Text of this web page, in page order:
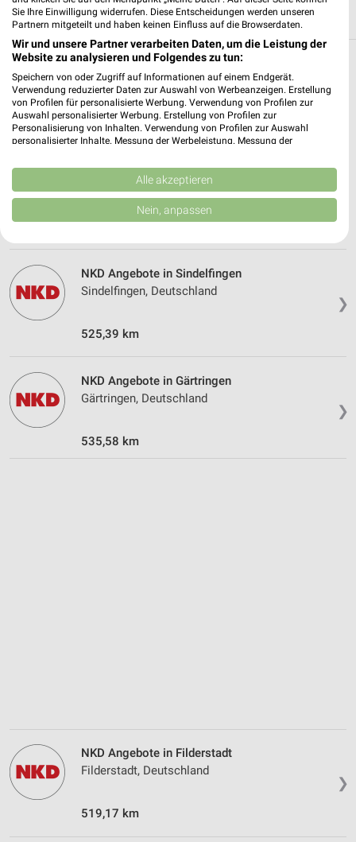
Weitere NKD Geschäfte mit Angeboten in
und um Weil (Schönbuch)
5 Geschäfte und Orte
❯
NKD Angebote in Böblingen
Böblingen, Deutschland
527,64 km
❯
NKD Angebote in Sindelfingen
Sindelfingen, Deutschland
525,39 km
❯
NKD Angebote in Gärtringen
Gärtringen, Deutschland
535,58 km
❯
NKD Angebote in Filderstadt
Filderstadt, Deutschland
519,17 km
Sie Ihre Einwilligung widerrufen. Diese Entscheidungen werden unseren
Partnern mitgeteilt und haben keinen Einfluss auf die Browserdaten.
Wir und unsere Partner verarbeiten Daten, um die Leistung der
Website zu analysieren und Folgendes zu tun:
Speichern von oder Zugriff auf Informationen auf einem Endgerät.
Verwendung reduzierter Daten zur Auswahl von Werbeanzeigen. Erstellung
von Profilen für personalisierte Werbung. Verwendung von Profilen zur
Auswahl personalisierter Werbung. Erstellung von Profilen zur
Personalisierung von Inhalten. Verwendung von Profilen zur Auswahl
personalisierter Inhalte. Messung der Werbeleistung. Messung der
Kombinationen von Daten aus verschiedenen Quellen. Entwicklung und
Verbesserung der Angebote. Verwendung reduzierter Daten zur Auswahl
von Inhalten.
Daten können außerhalb der Europäischen Union weitergegeben und in die
Website/App.
Partnerliste anzeigen (1 IAB-Anbieter)
Wir nutzen Ihre Daten für folgende Zwecke:
IAB-Verarbeitungszwecke:
Speichern von oder Zugriff auf Informationen
Verwendung reduzierter Daten zur Auswahl von
Werbeanzeigen
Erstellung von Profilen für personalisierte
Verwendung reduzierter Daten zur Auswahl von
Inhalten
Alle akzeptieren
Nein, anpassen